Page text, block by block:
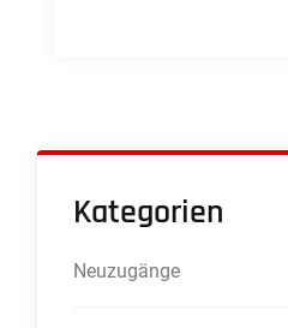
Kategorien
Neuzugänge